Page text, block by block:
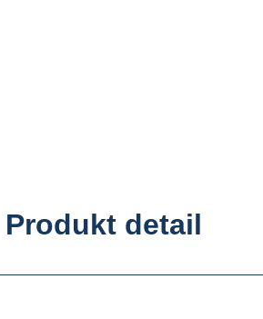
Produkt detail